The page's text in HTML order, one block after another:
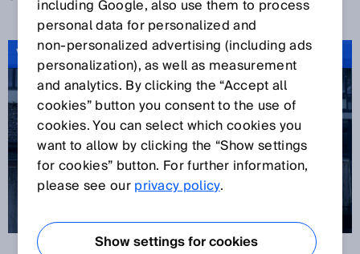
VIDEO: Thank you 2021
including Google, also use them to process
personal data for personalized and
non‑personalized advertising (including ads
personalization), as well as measurement
and analytics. By clicking the “Accept all
cookies” button you consent to the use of
cookies. You can select which cookies you
want to allow by clicking the “Show settings
for cookies” button. For further information,
please see ourprivacy policy.
Show settings for cookies